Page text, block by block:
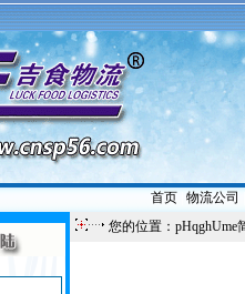
首页| 物流公司
您的位置：pHqghUme